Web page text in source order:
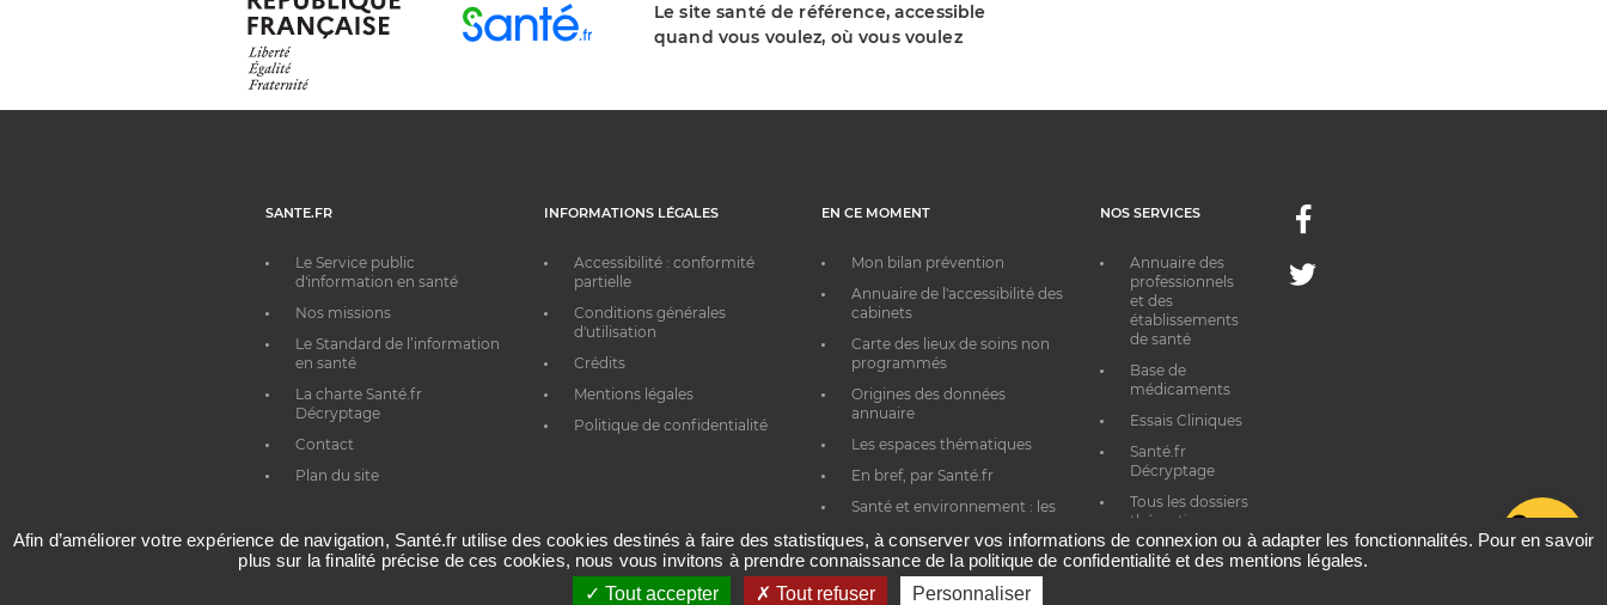
Le site santé de référence, accessible
quand vous voulez, où vous voulez
SANTE.FR
Le Service public
d'information en santé
Nos missions
Le Standard de l’information
en santé
La charte Santé.fr
Décryptage
Contact
Plan du site
INFORMATIONS LÉGALES
Accessibilité : conformité
partielle
Conditions générales
d'utilisation
Crédits
Mentions légales
Politique de confidentialité
EN CE MOMENT
Mon bilan prévention
Annuaire de l'accessibilité des
cabinets
Carte des lieux de soins non
programmés
Origines des données
annuaire
Les espaces thématiques
En bref, par Santé.fr
Santé et environnement : les
NOS SERVICES
Annuaire des
professionnels
et des
établissements
de santé
Base de
médicaments
Essais Cliniques
Santé.fr
Décryptage
Tous les dossiers
thématiques
Facebook
Twitter
Afin d’améliorer votre expérience de navigation, Santé.fr utilise des cookies destinés à faire des statistiques, à conserver vos informations de connexion ou à adapter les fonctionnalités. Pour en savoir
plus sur la finalité précise de ces cookies, nous vous invitons à prendre connaissance de la politique de confidentialité et des mentions légales.
Tout accepter
Tout refuser Personnaliser